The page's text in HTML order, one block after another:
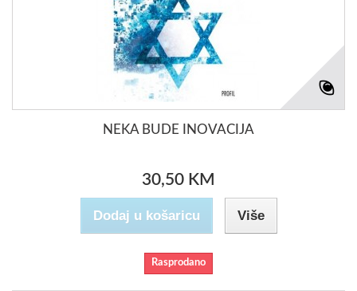
NEKA BUDE INOVACIJA
30,50 KM
Dodaj u košaricu Više
Rasprodano